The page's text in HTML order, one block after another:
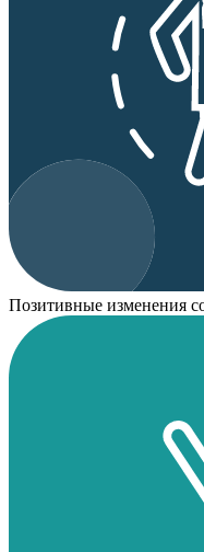
Позитивные изменения